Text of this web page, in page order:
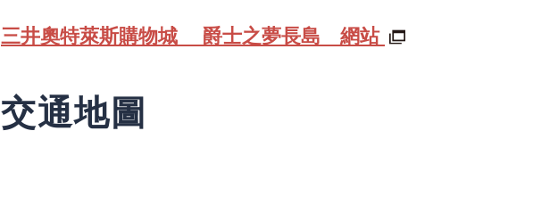
三井奧特萊斯購物城 爵士之夢長島 網站
交通地圖